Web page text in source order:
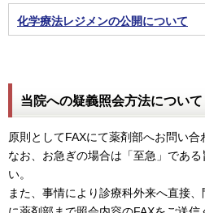
化学療法レジメンの公開について
当院への疑義照会方法について
原則としてFAXにて薬剤部へお問い合
なお、お急ぎの場合は「至急」であ
い。
また、事情により診療科外来へ直接